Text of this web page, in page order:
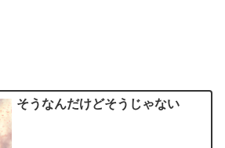
そうなんだけどそうじゃない